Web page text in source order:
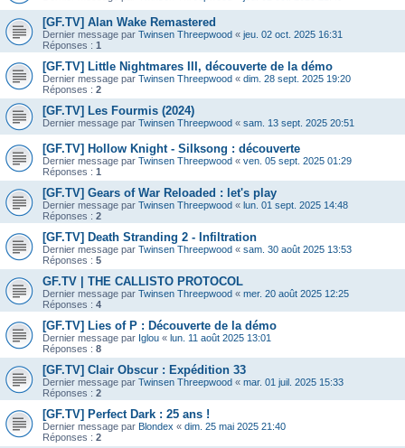
[GF.TV] Alan Wake Remastered
Dernier message par Twinsen Threepwood « jeu. 02 oct. 2025 16:31
Réponses : 1
[GF.TV] Little Nightmares III, découverte de la démo
Dernier message par Twinsen Threepwood « dim. 28 sept. 2025 19:20
Réponses : 2
[GF.TV] Les Fourmis (2024)
Dernier message par Twinsen Threepwood « sam. 13 sept. 2025 20:51
[GF.TV] Hollow Knight - Silksong : découverte
Dernier message par Twinsen Threepwood « ven. 05 sept. 2025 01:29
Réponses : 1
[GF.TV] Gears of War Reloaded : let's play
Dernier message par Twinsen Threepwood « lun. 01 sept. 2025 14:48
Réponses : 2
[GF.TV] Death Stranding 2 - Infiltration
Dernier message par Twinsen Threepwood « sam. 30 août 2025 13:53
Réponses : 5
GF.TV | THE CALLISTO PROTOCOL
Dernier message par Twinsen Threepwood « mer. 20 août 2025 12:25
Réponses : 4
[GF.TV] Lies of P : Découverte de la démo
Dernier message par Iglou « lun. 11 août 2025 13:01
Réponses : 8
[GF.TV] Clair Obscur : Expédition 33
Dernier message par Twinsen Threepwood « mar. 01 juil. 2025 15:33
Réponses : 2
[GF.TV] Perfect Dark : 25 ans !
Dernier message par Blondex « dim. 25 mai 2025 21:40
Réponses : 2